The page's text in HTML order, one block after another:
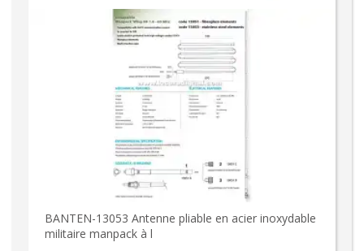
BANTEN-13053 Antenne pliable en acier inoxydable
militaire manpack à l